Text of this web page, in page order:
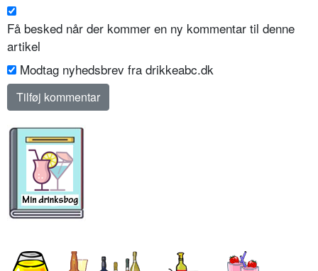
Få besked når der kommer en ny kommentar til denne
artikel
Modtag nyhedsbrev fra drikkeabc.dk